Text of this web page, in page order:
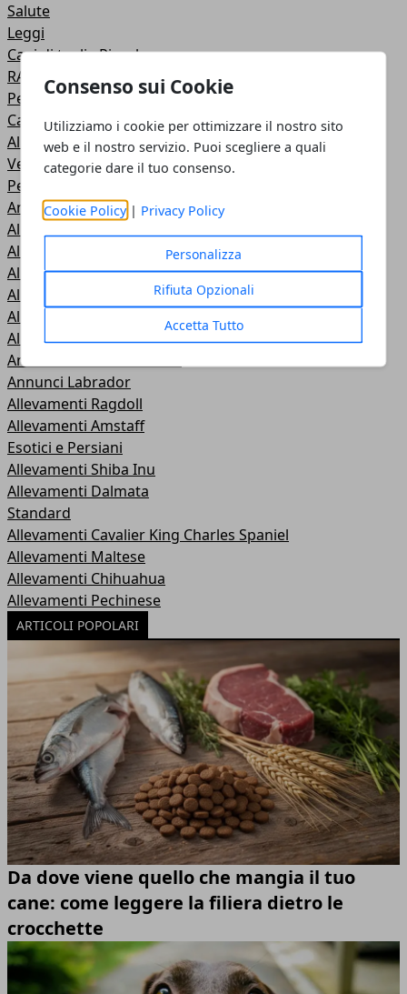
Consenso sui Cookie
Utilizziamo i cookie per ottimizzare il nostro sito
web e il nostro servizio. Puoi scegliere a quali
categorie dare il tuo consenso.
Cookie Policy | Privacy Policy
Personalizza
Rifiuta Opzionali
Accetta Tutto
Salute
Leggi
Cani di taglia Piccola
RAZZE FELINE
Pelo Corto e Somali
Cani di taglia Grande
Allevamenti Golden Americano
Vetrina Annunci
Pelo Semilungo
Annunci Cucciolate
Allevamenti Westie
Allevamenti Scottish Terrier
Allevamenti Maine Coon
Allevamenti Lagotto Romagnolo
Allevamenti Labrador
Allevamenti Pastore Svizzero
Annunci Pastore Svizzero
Annunci Labrador
Allevamenti Ragdoll
Allevamenti Amstaff
Esotici e Persiani
Allevamenti Shiba Inu
Allevamenti Dalmata
Standard
Allevamenti Cavalier King Charles Spaniel
Allevamenti Maltese
Allevamenti Chihuahua
Allevamenti Pechinese
ARTICOLI POPOLARI
Da dove viene quello che mangia il tuo
cane: come leggere la filiera dietro le
crocchette